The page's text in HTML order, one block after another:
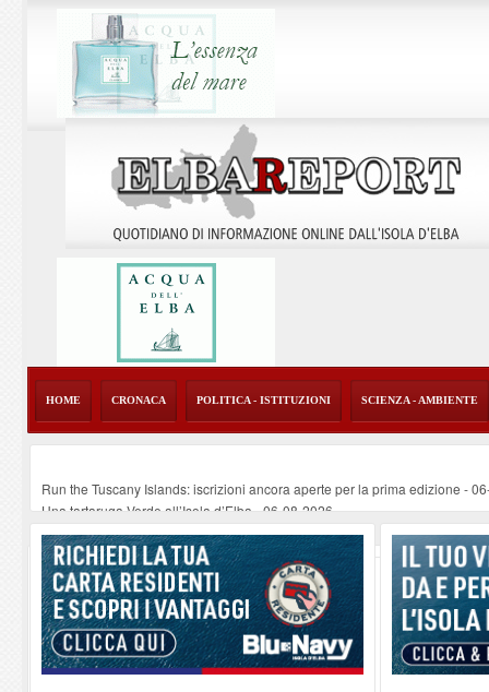
HOME CRONACA POLITICA - ISTITUZIONI SCIENZA - AMBIENTE
Run the Tuscany Islands: iscrizioni ancora aperte per la prima edizione -
Una tartaruga Verde all’Isola d’Elba-06-08-2026
Furgone in fiamme a Capoliveri, illeso il conducente-06-08-2026
Campo: chiusura della biblioteca comunale in occasione del Santo Patrono
A Carpani si apre la Festa di Liberazione: il programma della prima serata-